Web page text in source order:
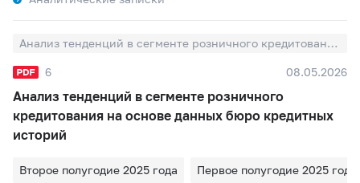
Анализ тенденций в сегменте розничного кредитования на основе данных бюро кредитных историй
6 08.05.2026
Анализ тенденций в сегменте розничного
кредитования на основе данных бюро кредитных
историй
Второе полугодие 2025 года
Первое полугодие 2025 года